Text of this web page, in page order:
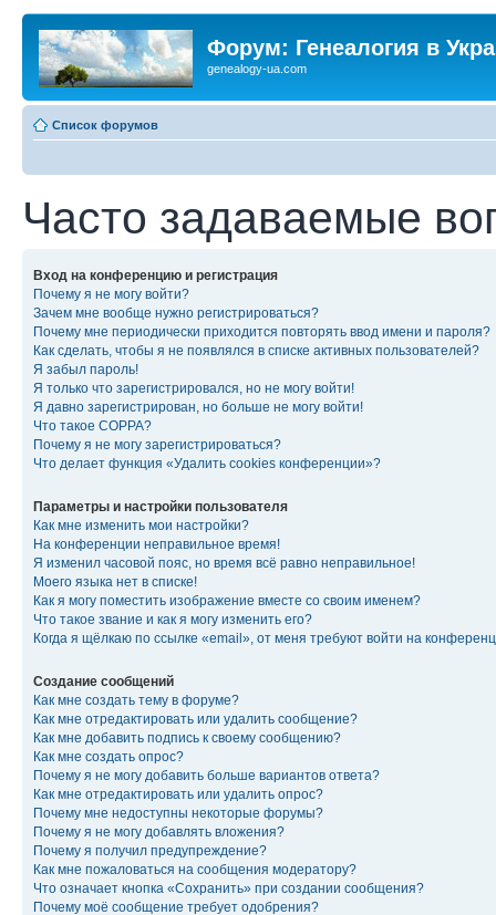
Форум: Генеалогия в
genealogy-ua.com
Список форумов
Часто задаваемые
Вход на конференцию и регистрация
Почему я не могу войти?
Зачем мне вообще нужно регистрироваться?
Почему мне периодически приходится повторять ввод имени и пароля?
Как сделать, чтобы я не появлялся в списке активных пользователей?
Я забыл пароль!
Я только что зарегистрировался, но не могу войти!
Я давно зарегистрирован, но больше не могу войти!
Что такое COPPA?
Почему я не могу зарегистрироваться?
Что делает функция «Удалить cookies конференции»?
Параметры и настройки пользователя
Как мне изменить мои настройки?
На конференции неправильное время!
Я изменил часовой пояс, но время всё равно неправильное!
Моего языка нет в списке!
Как я могу поместить изображение вместе со своим именем?
Что такое звание и как я могу изменить его?
Когда я щёлкаю по ссылке «email», от меня требуют войти на
Создание сообщений
Как мне создать тему в форуме?
Как мне отредактировать или удалить сообщение?
Как мне добавить подпись к своему сообщению?
Как мне создать опрос?
Почему я не могу добавить больше вариантов ответа?
Как мне отредактировать или удалить опрос?
Почему мне недоступны некоторые форумы?
Почему я не могу добавлять вложения?
Почему я получил предупреждение?
Как мне пожаловаться на сообщения модератору?
Что означает кнопка «Сохранить» при создании сообщения?
Почему моё сообщение требует одобрения?